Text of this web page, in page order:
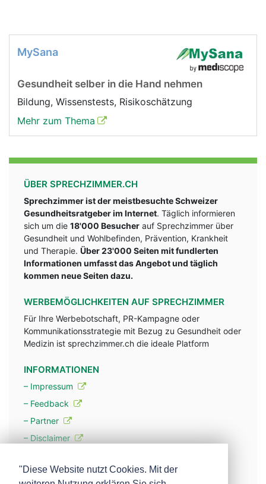
MySana
Gesundheit selber in die Hand nehmen
Bildung, Wissenstests, Risikoschätzung
Mehr zum Thema
ÜBER SPRECHZIMMER.CH
Sprechzimmer ist der meistbesuchte Schweizer
Gesundheitsratgeber im Internet. Täglich informieren
sich um die 18'000 Besucher auf Sprechzimmer über
Gesundheit und Wohlbefinden, Prävention, Krankheit
und Therapie. Über 23'000 Seiten mit fundlerten
Informationen umfasst das Angebot und täglich
kommen neue Seiten dazu.
WERBEMÖGLICHKEITEN AUF SPRECHZIMMER
Für Ihre Werbebotschaft, PR-Kampagne oder
Kommunikationsstrategie mit Bezug zu Gesundheit oder
Medizin ist sprechzimmer.ch die ideale Platform
INFORMATIONEN
– Impressum
– Feedback
– Partner
– Disclaimer
"Diese Website nutzt Cookies. Mit der